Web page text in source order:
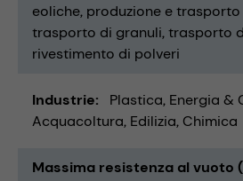
eoliche produzione e
trasporto di granuli trasporto
rivestimento di polveri
Industrie Plastica Energia &
Acquacoltura Edilizia Chimica
Massima resistenza al vuoto